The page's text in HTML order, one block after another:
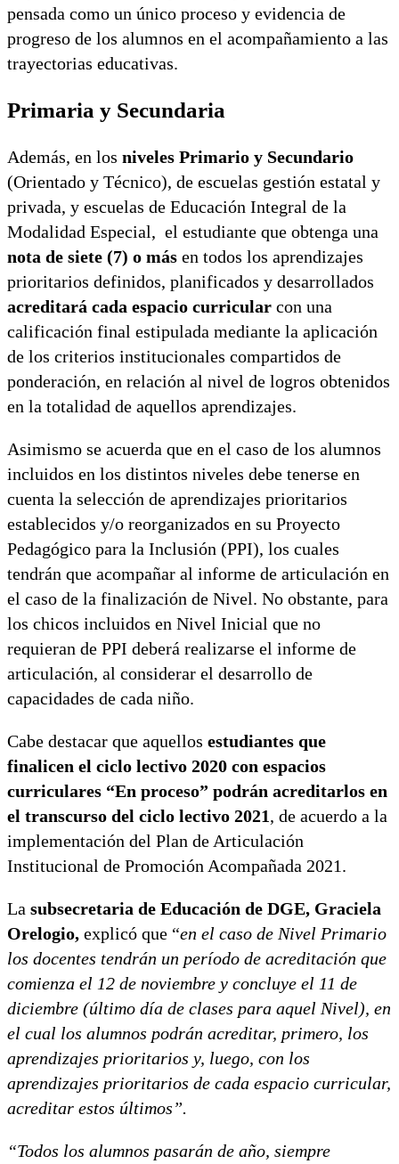
pensada como un único proceso y evidencia de
progreso de los alumnos en el acompañamiento a las
trayectorias educativas.
Primaria y Secundaria
Además, en los niveles Primario y Secundario
(Orientado y Técnico), de escuelas gestión estatal y
privada, y escuelas de Educación Integral de la
Modalidad Especial, el estudiante que obtenga una
nota de siete (7) o más en todos los aprendizajes
prioritarios definidos, planificados y desarrollados
acreditará cada espacio curricular con una
calificación final estipulada mediante la aplicación
de los criterios institucionales compartidos de
ponderación, en relación al nivel de logros obtenidos
en la totalidad de aquellos aprendizajes.
Asimismo se acuerda que en el caso de los alumnos
incluidos en los distintos niveles debe tenerse en
cuenta la selección de aprendizajes prioritarios
establecidos y/o reorganizados en su Proyecto
Pedagógico para la Inclusión (PPI), los cuales
tendrán que acompañar al informe de articulación en
el caso de la finalización de Nivel. No obstante, para
los chicos incluidos en Nivel Inicial que no
requieran de PPI deberá realizarse el informe de
articulación, al considerar el desarrollo de
capacidades de cada niño.
Cabe destacar que aquellos estudiantes que
finalicen el ciclo lectivo 2020 con espacios
curriculares “En proceso” podrán acreditarlos en
el transcurso del ciclo lectivo 2021, de acuerdo a la
implementación del Plan de Articulación
Institucional de Promoción Acompañada 2021.
La subsecretaria de Educación de DGE, Graciela
Orelogio, explicó que “en el caso de Nivel Primario
los docentes tendrán un período de acreditación que
comienza el 12 de noviembre y concluye el 11 de
diciembre (último día de clases para aquel Nivel), en
el cual los alumnos podrán acreditar, primero, los
aprendizajes prioritarios y, luego, con los
aprendizajes prioritarios de cada espacio curricular,
acreditar estos últimos”.
“Todos los alumnos pasarán de año, siempre